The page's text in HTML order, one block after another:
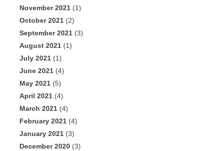
November 2021 (1)
October 2021 (2)
September 2021 (3)
August 2021 (1)
July 2021 (1)
June 2021 (4)
May 2021 (5)
April 2021 (4)
March 2021 (4)
February 2021 (4)
January 2021 (3)
December 2020 (3)